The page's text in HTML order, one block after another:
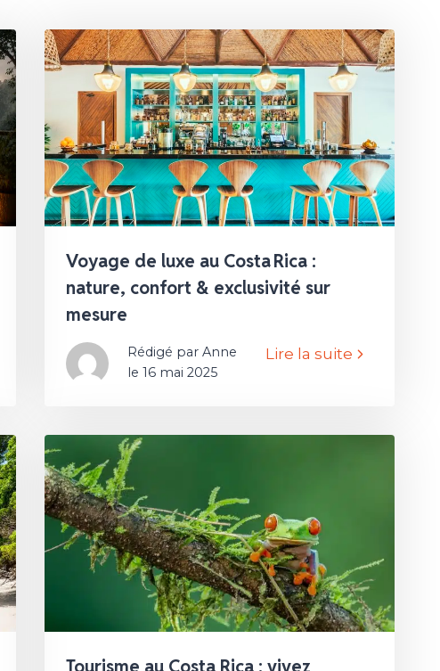
Voyage de luxe au Costa Rica :
nature, confort & exclusivité sur
mesure
Rédigé par Anne
le 16 mai 2025
Lire la suite